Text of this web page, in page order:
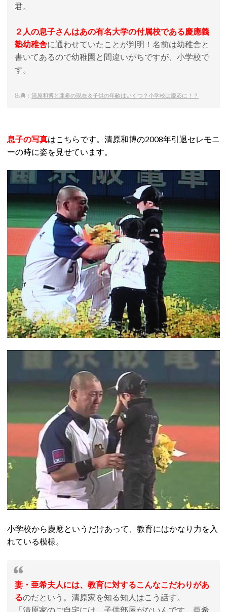
君。
２人の息子さんはあの有名大学の付属校である慶應義
塾幼稚舎に通わせていたことが判明！名前は幼稚舎と
書いてあるので幼稚園と間違いがちですが、小学校で
す。
出典： 清原和博と亜希の現在＆子供の年齢はいくつ？小学校は慶応に！？
息子の写真はこちらです。清原和博の2008年引退セレモニ
ーの時に姿を見せています。
小学校から慶應というだけあって、教育にはかなり力を入
れている模様。
妻・亜希夫人には、教育に対するこんなこだわりがあ
るのだという。清原家を知る知人はこう話す。
「清原家のご自宅には、子供部屋がないんです。亜希